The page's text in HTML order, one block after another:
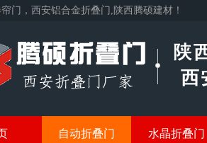
门，西安铝合金折叠门,陕西腾硕建材！
自动折叠门 水晶折叠门